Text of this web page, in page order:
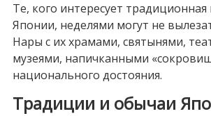
Те, кого интересует традиционная
Японии, неделями могут не
Нары с их храмами, святынями,
музеями, напичканными
национального достояния.
Традиции и обычаи